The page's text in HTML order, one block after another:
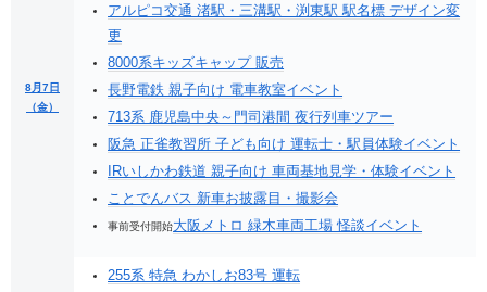
8月7日
（金）
アルピコ交通 渚駅・三溝駅・渕東駅 駅名標 デザイン変
更
8000系キッズキャップ 販売
長野電鉄 親子向け 電車教室イベント
713系 鹿児島中央～門司港間 夜行列車ツアー
阪急 正雀教習所 子ども向け 運転士・駅員体験イベント
IRいしかわ鉄道 親子向け 車両基地見学・体験イベント
ことでんバス 新車お披露目・撮影会
事前受付開始大阪メトロ 緑木車両工場 怪談イベント
255系 特急 わかしお83号 運転